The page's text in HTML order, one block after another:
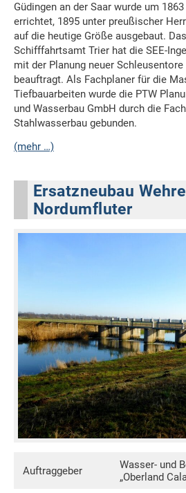
Güdingen an der Saar wurde um
errichtet, 1895 unter preußischer
auf die heutige Größe ausgebaut.
Schifffahrtsamt Trier hat die SEE-
mit der Planung neuer
beauftragt. Als Fachplaner für die
Tiefbauarbeiten wurde die PTW
und Wasserbau GmbH durch die
Stahlwasserbau gebunden.
(mehr …)
Ersatzneubau
Nordumfluter
Auftraggeber
Wasser- und
„Oberland